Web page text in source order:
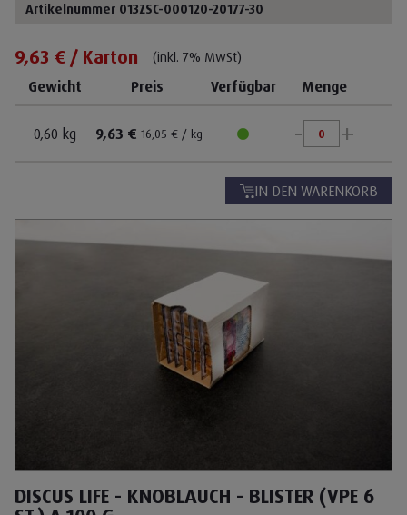
Artikelnummer 013ZSC-000120-20177-30
9,63 € / Karton (inkl. 7% MwSt)
Gewicht Preis Verfügbar Menge
0,60 kg 9,63 € 16,05 € / kg - +
IN DEN WARENKORB
DISCUS LIFE - KNOBLAUCH - BLISTER (VPE 6